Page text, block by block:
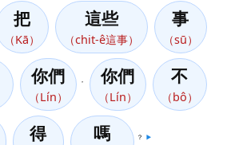
把
（Kā）
這些
（chit-ê這事）
事
（sū）
你們
（Lín）
你們
（Lín）
不
（bô）
得 嗎 ？ ▶️